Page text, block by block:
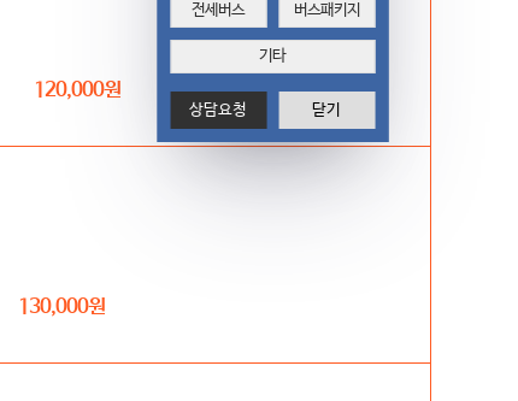
전세버스 버스패키지
기타
상담요청 닫기
120,000원
130,000원